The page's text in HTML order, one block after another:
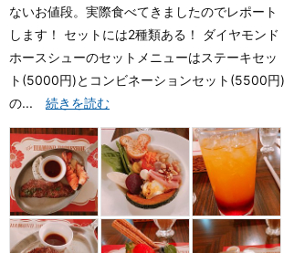
ないお値段。実際食べてきましたのでレポート
します！ セットには2種類ある！ ダイヤモンド
ホースシューのセットメニューはステーキセッ
ト(5000円)とコンビネーションセット(5500円)
の... 続きを読む